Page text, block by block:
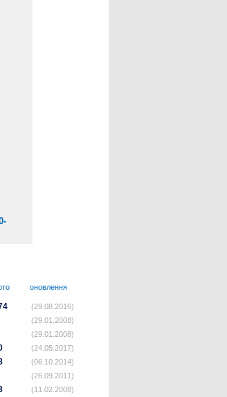
оновлення
(29.08.2016)
(29.01.2008)
(29.01.2008)
(24.05.2017)
(06.10.2014)
(26.09.2011)
(11.02.2008)